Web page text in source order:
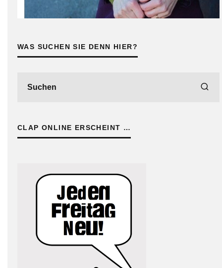
WAS SUCHEN SIE DENN HIER?
CLAP ONLINE ERSCHEINT …